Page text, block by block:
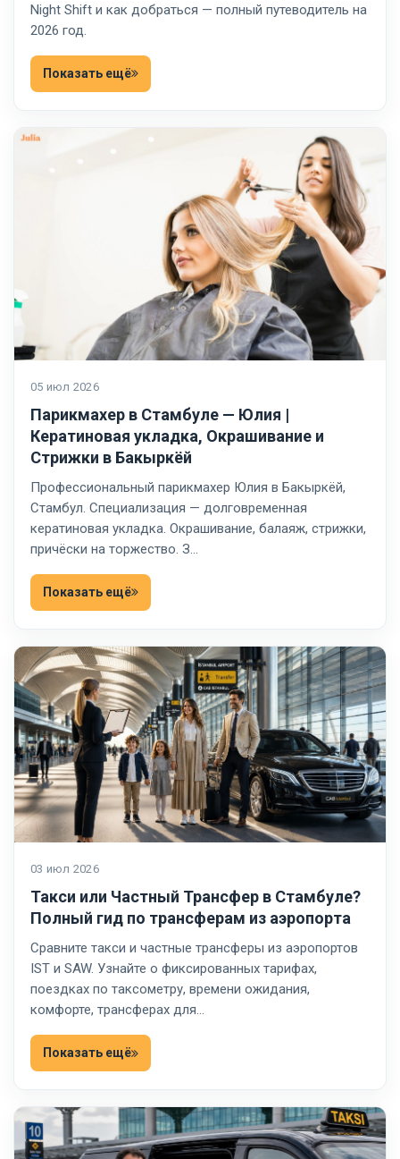
Night Shift и как добраться — полный путеводитель на
2026 год.
Показать ещё
05 июл 2026
Парикмахер в Стамбуле — Юлия |
Кератиновая укладка, Окрашивание и
Стрижки в Бакыркёй
Профессиональный парикмахер Юлия в Бакыркёй,
Стамбул. Специализация — долговременная
кератиновая укладка. Окрашивание, балаяж, стрижки,
причёски на торжество. З…
Показать ещё
03 июл 2026
Такси или Частный Трансфер в Стамбуле?
Полный гид по трансферам из аэропорта
Сравните такси и частные трансферы из аэропортов
IST и SAW. Узнайте о фиксированных тарифах,
поездках по таксометру, времени ожидания,
комфорте, трансферах для…
Показать ещё